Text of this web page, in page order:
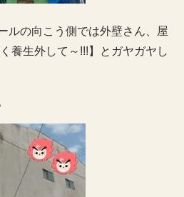
ルの向こう側では外壁さん、屋
養生外して～!!!】とガヤガヤし